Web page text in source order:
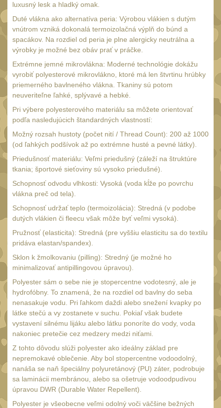
S pevnou čepeľou
Motýlikové nože 9
Tréningové cvičné
Farebné nože 38
Nože na krk7
Záchranárske nože36
Nože na prežitie
Multitooly12
Doplnky
luxusný lesk a hladký omak.
Duté vlákna ako alternatíva peria: Výrobou vlákien s dutým
vnútrom vzniká dokonalá termoizolačná výplň do búnd a
spacákov. Na rozdiel od peria je plne alergicky neutrálna a
výrobky je možné bez obáv prať v práčke.
Extrémne jemné mikrovlákna: Moderné technológie dokážu
vyrobiť polyesterové mikrovlákno, ktoré má len štvrtinu hrúbky
priemerného bavlneného vlákna. Tkaniny sú potom
neuveriteľne ľahké, splývavé a hebké.
Pri výbere polyesterového materiálu sa môžete orientovať
podľa nasledujúcich štandardných vlastností:
Možný rozsah hustoty (počet nití / Thread Count): 200 až 1000
(od ľahkých podšívok až po extrémne husté a pevné látky).
Priedušnosť materiálu: Veľmi priedušný (záleží na štruktúre
tkania; športové sieťoviny sú vysoko priedušné).
Schopnosť odvodu vlhkosti: Vysoká (voda kĺže po povrchu
vlákna preč od tela).
Schopnosť udržať teplo (termoizolácia): Stredná (v podobe
dutých vlákien či fleecu však môže byť veľmi vysoká).
Pružnosť (elasticita): Stredná (pre vyššiu elasticitu sa do textilu
pridáva elastan/spandex).
Sklon k žmolkovaniu (pilling): Stredný (je možné ho
minimalizovať antipillingovou úpravou).
Polyester sám o sebe nie je stopercentne vodotesný, ale je
hydrofóbny. To znamená, že na rozdiel od bavlny do seba
nenasakuje vodu. Pri ľahkom daždi alebo snežení kvapky po
látke stečú a vy zostanete v suchu. Pokiaľ však budete
vystavení silnému lijáku alebo látku ponoríte do vody, voda
nakoniec pretečie cez medzery medzi niťami.
Z tohto dôvodu slúži polyester ako ideálny základ pre
nepremokavé oblečenie. Aby bol stopercentne vodoodolný,
nanáša se naň špeciálny polyuretánový (PU) záter, podrobuje
sa laminácii membránou, alebo sa ošetruje vodoodpudivou
úpravou DWR (Durable Water Repellent).
Polyester je všeobecne veľmi odolný voči väčšine bežných